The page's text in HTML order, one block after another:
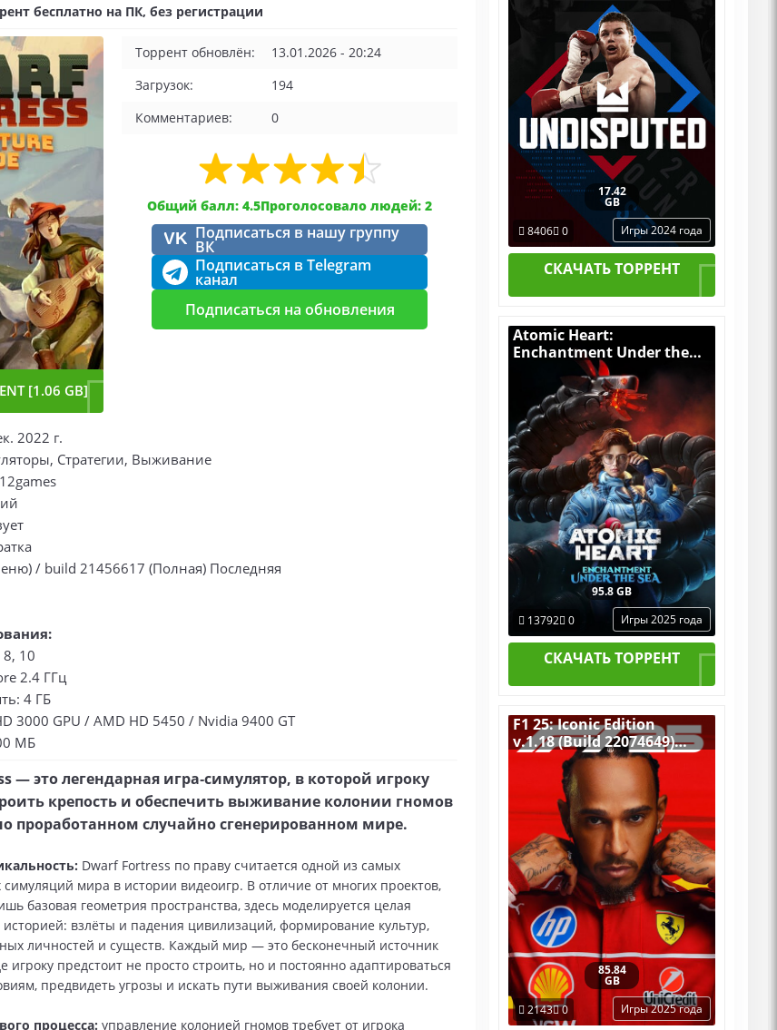
бесплатно на ПК, без регистрации
[1.06 GB]
Торрент обновлён:
13.01.2026 - 20:24
Загрузок:
194
Комментариев:
0
Общий балл: 4.5Проголосовало людей: 2
VK Подписаться в нашу группу
ВК
Подписаться в Telegram
канал
Подписаться на обновления
2022 г.
Стратегии, Выживание
/ build 21456617 (Полная) Последняя
10
2.4 ГГц
4 ГБ
3000 GPU / AMD HD 5450 / Nvidia 9400 GT
МБ
— это легендарная игра‑симулятор, в которой игроку
крепость и обеспечить выживание колонии гномов
проработанном случайно сгенерированном мире.
Dwarf Fortress по праву считается одной из самых
симуляций мира в истории видеоигр. В отличие от многих проектов,
базовая геометрия пространства, здесь моделируется целая
историей: взлёты и падения цивилизаций, формирование культур,
личностей и существ. Каждый мир — это бесконечный источник
игроку предстоит не просто строить, но и постоянно адаптироваться
предвидеть угрозы и искать пути выживания своей колонии.
процесса: управление колонией гномов требует от игрока
17.42
GB
8406 0 Игры 2024 года
СКАЧАТЬ ТОРРЕНТ
Atomic Heart:
Enchantment Under the
Sea (Чары Морских
Глубин) [RUS|ENG] (2025)
PC Пиратка Portable с
Русской озвучкой + ALL
DLCs
95.8 GB
13792 0 Игры 2025 года
СКАЧАТЬ ТОРРЕНТ
F1 25: Iconic Edition
v.1.18 (Build 22074649)
[RUS|ENG] (2025) PC
Пиратка Portable + All
85.84
GB
2143 0 Игры 2025 года